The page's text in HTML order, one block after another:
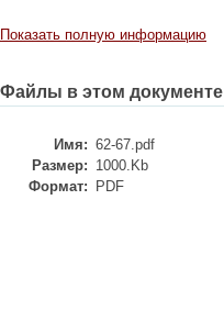
Показать полную информацию
Файлы в этом документе
Имя: 62-67.pdf
Размер: 1000.Kb
Формат:
PDF